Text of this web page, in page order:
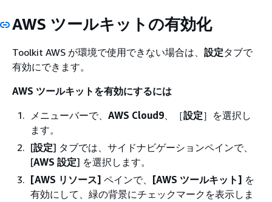
AWS ツールキットの有効化
Toolkit AWS が環境で使用できない場合は、 設定タブで
有効にできます。
AWS ツールキットを有効にするには
メニューバーで、 AWS Cloud9、［設定］を選択し
ます。
[設定] タブでは、サイドナビゲーションペインで、
[AWS 設定] を選択します。
[AWS リソース] ペインで、 [AWS ツールキット] を
有効にして、緑の背景にチェックマークを表示しま